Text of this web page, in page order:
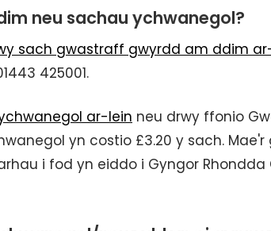
neu sachau ychwanegol?
sach gwastraff gwyrdd am ddim
425001.
ar-lein neu drwy ffonio
yn costio £3.20 y sach. Mae'r
i fod yn eiddo i Gyngor Rhondda